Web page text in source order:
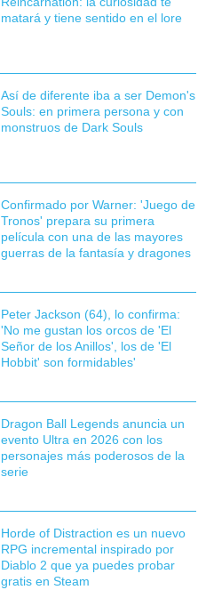
matará y tiene sentido en el lore
Así de diferente iba a ser Demon's
Souls: en primera persona y con
monstruos de Dark Souls
Confirmado por Warner: 'Juego de
Tronos' prepara su primera
película con una de las mayores
guerras de la fantasía y dragones
Peter Jackson (64), lo confirma:
'No me gustan los orcos de 'El
Señor de los Anillos', los de 'El
Hobbit' son formidables'
Dragon Ball Legends anuncia un
evento Ultra en 2026 con los
personajes más poderosos de la
serie
Horde of Distraction es un nuevo
RPG incremental inspirado por
Diablo 2 que ya puedes probar
gratis en Steam